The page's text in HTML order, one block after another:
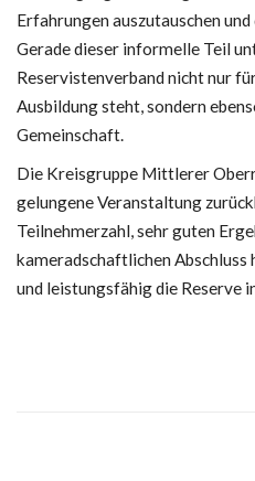
Erfahrungen auszutauschen
Gerade dieser informelle Teil
Reservistenverband nicht nur
Ausbildung steht, sondern
Gemeinschaft.
Die Kreisgruppe Mittlerer
gelungene Veranstaltung
Teilnehmerzahl, sehr guten
kameradschaftlichen
und leistungsfähig die Reserve